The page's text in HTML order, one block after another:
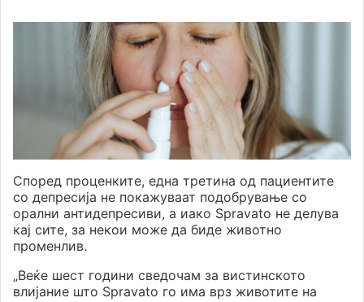
Според проценките, една третина од пациентите
со депресија не покажуваат подобрување со
орални антидепресиви, а иако Spravato не делува
кај сите, за некои може да биде животно
променлив.
„Веќе шест години сведочам за вистинското
влијание што Spravato го има врз животите на